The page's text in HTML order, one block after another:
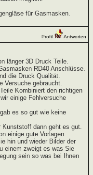
für Gasmasken.
Profil Antworten
länger 3D Druck Teile.
RD40 Anschlüsse.
die Druck Qualität.
Versuche gebraucht.
Kombiniert den richtigen
einige Fehlversuche
es so gut wie keine
Kunststoff dann geht es gut.
einige gute Vorlagen.
hin und wieder Bilder der
einem zweigt es was Sie
sein so was bei Ihnen